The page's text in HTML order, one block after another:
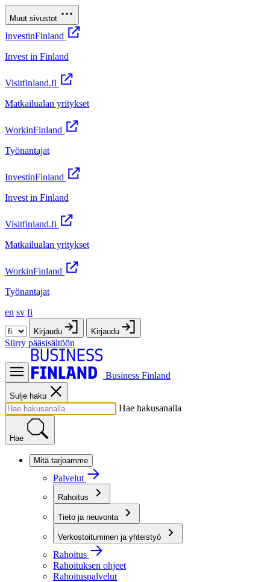
Muut sivustot
InvestinFinland
Invest in Finland
Visitfinland.fi
Matkailualan yritykset
WorkinFinland
Työnantajat
InvestinFinland
Invest in Finland
Visitfinland.fi
Matkailualan yritykset
WorkinFinland
Työnantajat
en sv fi
Kirjaudu Kirjaudu
Siirry pääsisältöön
Business Finland
Sulje haku
Hae hakusanalla
Hae
Mitä tarjoamme
Palvelut
Rahoitus
Tieto ja neuvonta
Verkostoituminen ja yhteistyö
Rahoitus
Rahoituksen ohjeet
Rahoituspalvelut